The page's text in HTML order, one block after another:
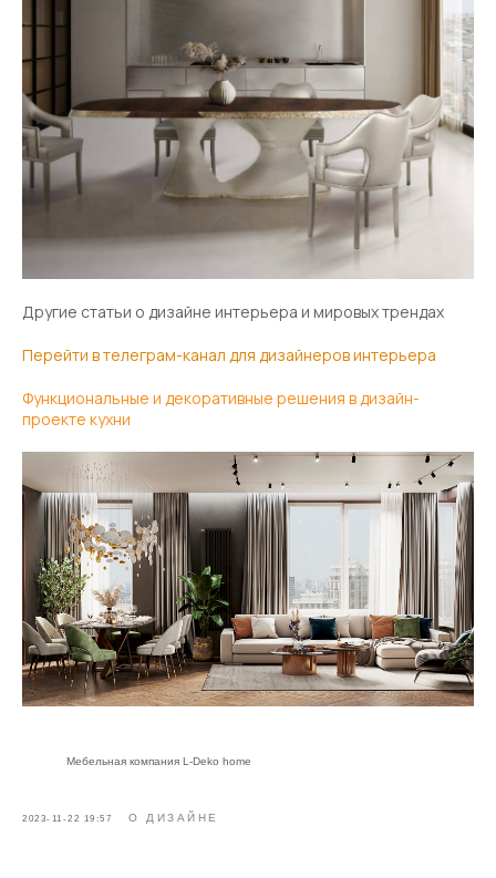
Другие статьи о дизайне интерьера и мировых трендах
Перейти в телеграм-канал для дизайнеров интерьера
Функциональные и декоративные решения в дизайн-
проекте кухни
Мебельная компания L-Deko home
2023-11-22 19:57 О ДИЗАЙНЕ